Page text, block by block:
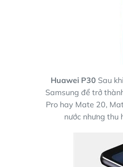
Huawei P30 Sau
Samsung để trở
Pro hay Mate 20,
nước nhưng thu